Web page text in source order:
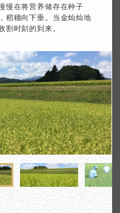
慢在将营养储存在种子
稻穗向下垂。 当金灿灿地
割时刻的到来。